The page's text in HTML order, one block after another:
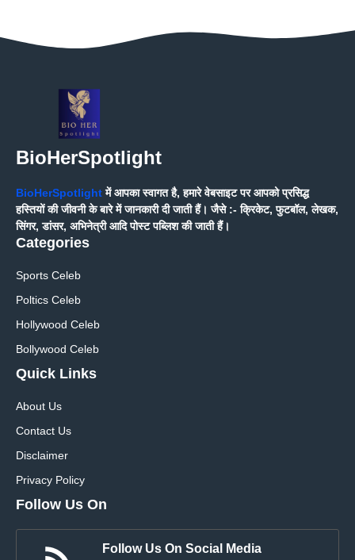
BioHerSpotlight
BioHerSpotlightमें आपका स्वागत है, हमारे वेबसाइट पर आपको प्रसिद्ध
हस्तियों की जीवनी के बारे में जानकारी दी जाती हैं। जैसे :- क्रिकेट, फुटबॉल, लेखक,
सिंगर, डांसर, अभिनेत्री आदि पोस्ट पब्लिश की जाती हैं।
Categories
Sports Celeb
Poltics Celeb
Hollywood Celeb
Bollywood Celeb
Quick Links
About Us
Contact Us
Disclaimer
Privacy Policy
Follow Us On
Follow Us On Social Media